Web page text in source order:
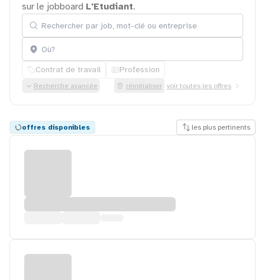
sur le jobboard L'Etudiant.
Rechercher par job, mot-clé ou entreprise
Localisation
Contrat de travail Profession
Recherche avancée réinitialiser voir toutes les offres
offres disponibles les plus pertinents